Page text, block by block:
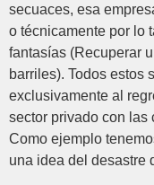
secuaces, esa
o técnicamente por lo
fantasías (Recuperar
barriles). Todos estos
exclusivamente al
sector privado con las
Como ejemplo
una idea del desastre